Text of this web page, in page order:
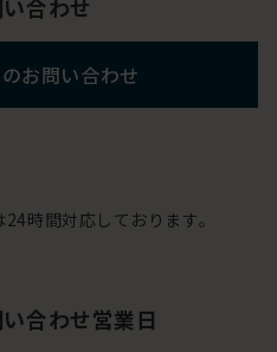
合わせ
お問い合わせ
時間対応しております。
合わせ営業日